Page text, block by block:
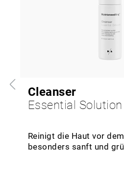
Cleanser
Essential Solution
Reinigt die Haut vor
besonders sanft und